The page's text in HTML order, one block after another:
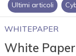
Ultimi articoli
WHITEPAPER
White